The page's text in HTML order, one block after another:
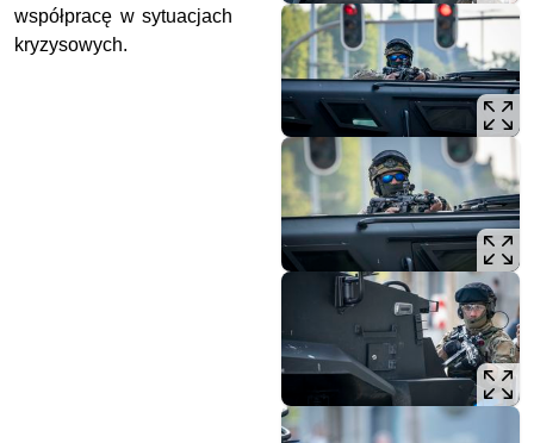
współpracę w sytuacjach
kryzysowych.